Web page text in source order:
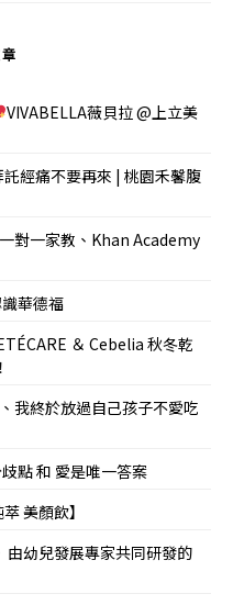
VIVABELLA薇貝拉 @上立美
經痛不要再來 | 桃園禾馨腹
對一家教、Khan Academy
華德福
＆ Cebelia 秋冬乾
我終於放過自己孩子不愛吃
點 和 愛是唯一答案
美顏飲】
幼兒發展專家共同研發的